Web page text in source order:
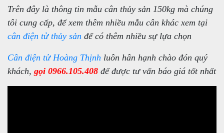
Trên đây là thông tin mẫu cân thủy sản 150kg mà chúng
tôi cung cấp, để xem thêm nhiều mẫu cân khác xem tại
cân điện tử thủy sản để có thêm nhiều sự lựa chọn
Cân điện tử Hoàng Thịnh luôn hân hạnh chào đón quý
khách, gọi 0966.105.408 để được tư vấn báo giá tốt nhất